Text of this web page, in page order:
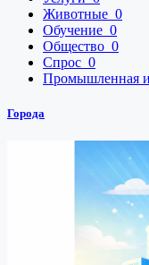
Животные 0
Обучение 0
Общество 0
Спрос 0
Промышленная и
Города